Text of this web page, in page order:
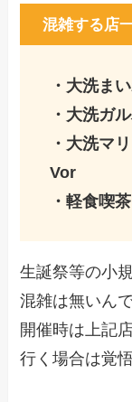
混雑する店
・大洗ま
・大洗ガ
・大洗マ
Vor
・軽食喫
生誕祭等の小
混雑は無いん
開催時は上記
行く場合は覚